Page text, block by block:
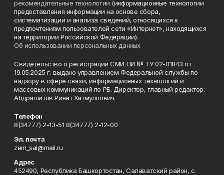
рекомендательные технологии (информационные технологии
предоставления информации на основе сбора,
систематизации и анализа сведений, относящихся к
предпочтениям пользователей сети «Интернет», находящихся
на территории Российской Федерации).
Об использовании персональных данных
Свидетельство о регистрации СМИ ПИ № ТУ 02-01843 от
19.05.2025 г. выдано управлением Федеральной службы по
надзору в сфере связи, информационных технологий и
массовых коммуникаций по РБ. Директор, главный редактор:
Абдрашитов Ринат Хатмуллович.
Телефон
8(34777) 2-13-51 8(34777) 2-12-00
Эл. почта
zem_sal@mail.ru
Адрес
452490, Республика Башкортостан, Салаватский район, с.